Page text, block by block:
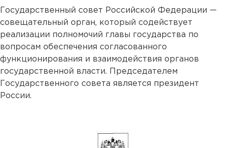
Государственный совет Российской Федерации —
совещательный орган, который содействует
реализации полномочий главы государства по
вопросам обеспечения согласованного
функционирования и взаимодействия органов
государственной власти. Председателем
Государственного совета является президент
России.